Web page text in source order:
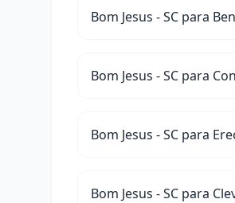
Bom Jesus - SC para
Bom Jesus - SC para
Bom Jesus - SC para
Bom Jesus - SC para